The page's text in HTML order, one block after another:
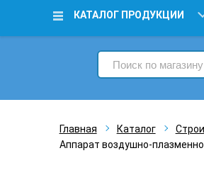
КАТАЛОГ ПРОДУКЦИИ
Главная Каталог
Аппарат воздушно-